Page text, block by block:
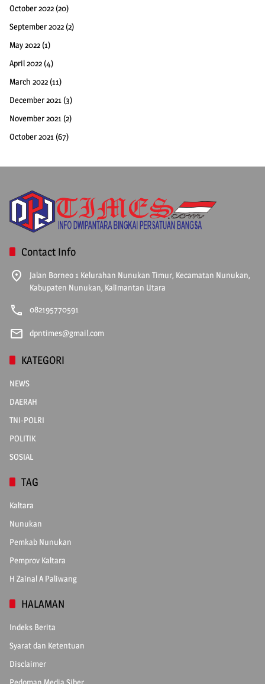
October 2022 (20)
September 2022 (2)
May 2022 (1)
April 2022 (4)
March 2022 (11)
December 2021 (3)
November 2021 (2)
October 2021 (67)
Contact Info
Jalan Borneo 1 Kelurahan Nunukan Timur, Kecamatan Nunukan,
Kabupaten Nunukan, Kalimantan Utara
082195770591
dpntimes@gmail.com
KATEGORI
NEWS
DAERAH
TNI-POLRI
POLITIK
SOSIAL
TAG
Kaltara
Nunukan
Pemkab Nunukan
Pemprov Kaltara
H Zainal A Paliwang
HALAMAN
Indeks Berita
Syarat dan Ketentuan
Disclaimer
Pedoman Media Siber